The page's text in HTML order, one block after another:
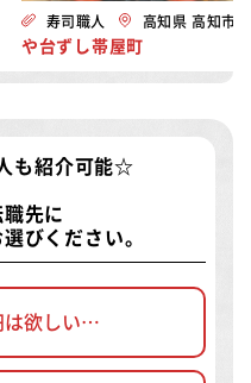
寿司職人 高知県 高知市
や台ずし帯屋町
も紹介可能☆
先に
びください。
は欲しい…